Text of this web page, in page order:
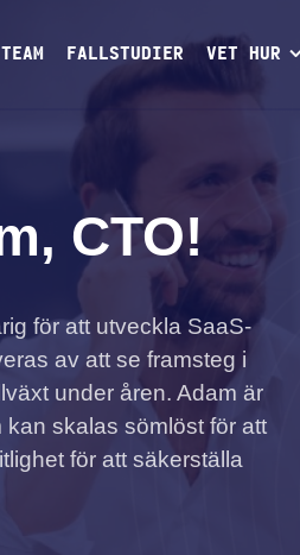
FALLSTUDIER VET HUR
CTO!
för att utveckla SaaS-
av att se framsteg i
under åren. Adam är
skalas sömlöst för att
för att säkerställa